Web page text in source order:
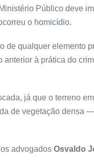
Público deve
o homicídio.
de qualquer elemento
anterior à prática do
já que o terreno
de vegetação densa
advogados Osvaldo